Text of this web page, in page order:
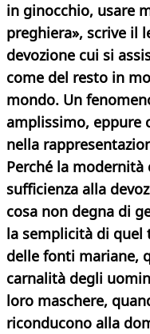
in ginocchio, usare
preghiera», scrive il
devozione cui si
come del resto in
mondo. Un
amplissimo, eppure
nella
Perché la
sufficienza alla
cosa non degna di
la semplicità di quel
delle fonti mariane,
carnalità degli
loro maschere,
riconducono alla